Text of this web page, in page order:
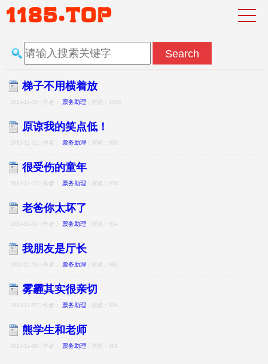
梯子不用横着放
2013-12-19 | 作者： 票务助理 | 浏览：1030
原谅我的笑点低！
2013-12-12 | 作者： 票务助理 | 浏览：905
很受伤的童年
2013-12-12 | 作者： 票务助理 | 浏览：958
老爸你太坏了
2013-12-10 | 作者： 票务助理 | 浏览：954
我朋友是厅长
2013-12-10 | 作者： 票务助理 | 浏览：963
雾霾其实很亲切
2013-12-07 | 作者： 票务助理 | 浏览：894
熊学生和老师
2013-12-06 | 作者： 票务助理 | 浏览：861